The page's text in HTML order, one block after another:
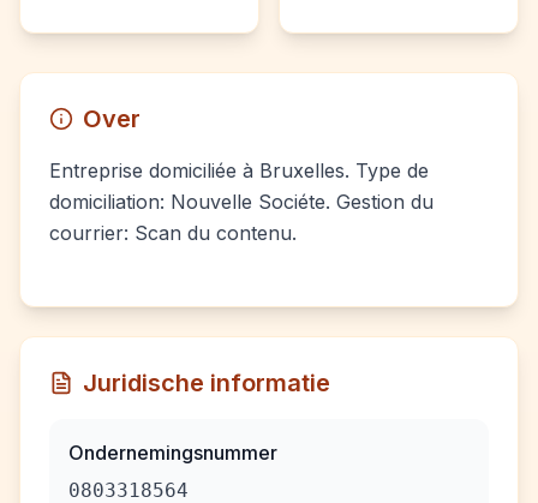
Over
Entreprise domiciliée à Bruxelles. Type de
domiciliation: Nouvelle Sociéte. Gestion du
courrier: Scan du contenu.
Juridische informatie
Ondernemingsnummer
0803318564